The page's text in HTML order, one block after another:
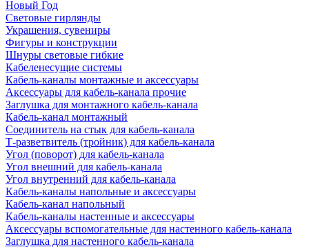
Новый Год
Световые гирлянды
Украшения, сувениры
Фигуры и конструкции
Шнуры световые гибкие
Кабеленесущие системы
Кабель-каналы монтажные и аксессуары
Аксессуары для кабель-канала прочие
Заглушка для монтажного кабель-канала
Кабель-канал монтажный
Соединитель на стык для кабель-канала
Т-разветвитель (тройник) для кабель-канала
Угол (поворот) для кабель-канала
Угол внешний для кабель-канала
Угол внутренний для кабель-канала
Кабель-каналы напольные и аксессуары
Кабель-канал напольный
Кабель-каналы настенные и аксессуары
Аксессуары вспомогательные для настенного кабель-канала
Заглушка для настенного кабель-канала